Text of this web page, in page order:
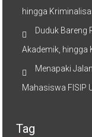
hingga
Duduk Bareng
Akademik, hingga
Menapaki
Mahasiswa FISIP
Tag